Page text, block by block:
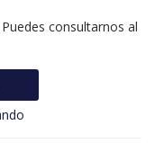
consultarnos al